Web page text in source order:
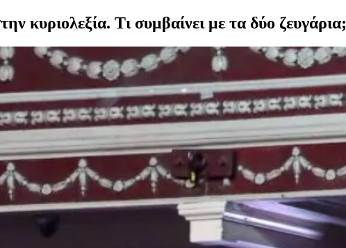
κυριολεξία. Τι συμβαίνει με τα δύο ζευγάρια;